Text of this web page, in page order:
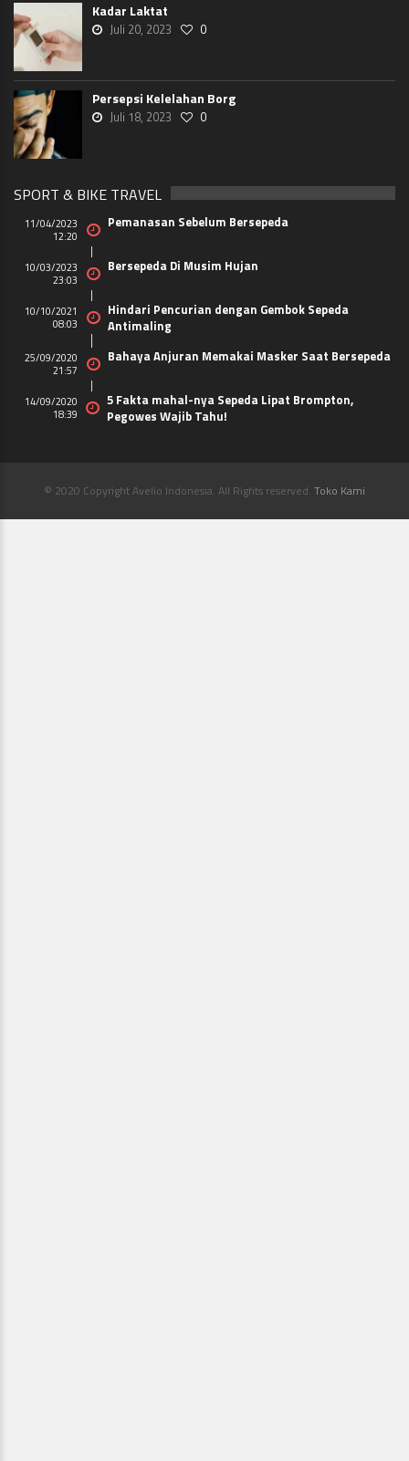
Kadar Laktat
Juli 20, 2023 0
Persepsi Kelelahan Borg
Juli 18, 2023 0
SPORT & BIKE TRAVEL
11/04/2023
12:20
Pemanasan Sebelum Bersepeda
10/03/2023
23:03
Bersepeda Di Musim Hujan
10/10/2021
08:03
Hindari Pencurian dengan Gembok Sepeda
Antimaling
25/09/2020
21:57
Bahaya Anjuran Memakai Masker Saat Bersepeda
14/09/2020
18:39
5 Fakta mahal-nya Sepeda Lipat Brompton,
Pegowes Wajib Tahu!
© 2020 Copyright Avelio Indonesia. All Rights reserved. Toko Kami